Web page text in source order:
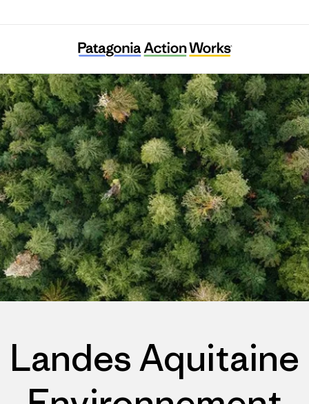
Landes Aquitaine Environnement
Landes Aquitaine